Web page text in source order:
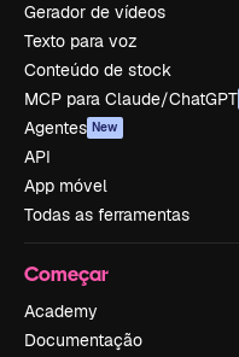
Gerador de vídeos
Texto para voz
Conteúdo de stock
MCP para Claude/ChatGPT
Agentes New
API
App móvel
Todas as ferramentas
Começar
Academy
Documentação